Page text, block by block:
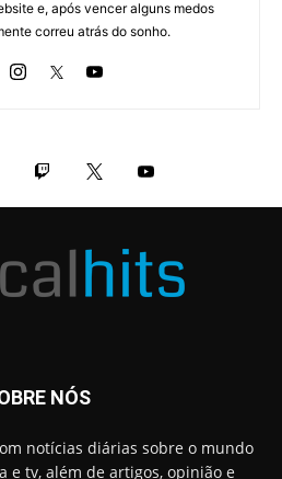
e, após vencer alguns medos
correu atrás do sonho.
NÓS
notícias diárias sobre o mundo
e tv, além de artigos, opinião e